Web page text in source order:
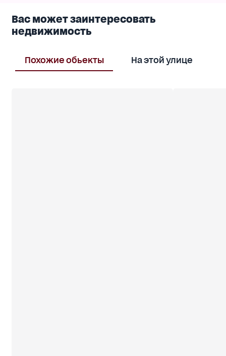
Вас может заинтересовать
недвижимость
Похожие обьекты На этой улице